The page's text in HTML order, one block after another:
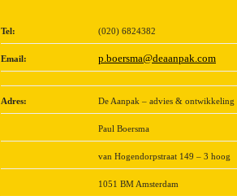
Tel: (020) 6824382
Email: p.boersma@deaanpak.com
Adres: De Aanpak – advies & ontwikkeling
Paul Boersma
van Hogendorpstraat 149 – 3 hoog
1051 BM Amsterdam